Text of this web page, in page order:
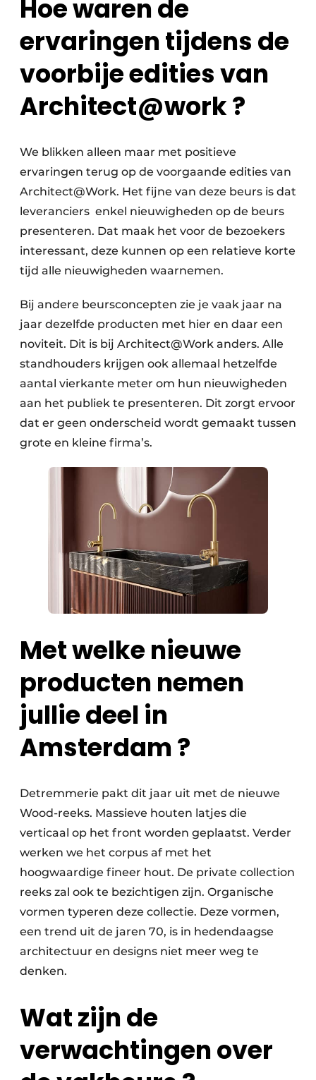
Hoe waren de
ervaringen tijdens de
voorbije edities van
Architect@work ?
We blikken alleen maar met positieve
ervaringen terug op de voorgaande edities van
Architect@Work. Het fijne van deze beurs is dat
leveranciers enkel nieuwigheden op de beurs
presenteren. Dat maak het voor de bezoekers
interessant, deze kunnen op een relatieve korte
tijd alle nieuwigheden waarnemen.
Bij andere beursconcepten zie je vaak jaar na
jaar dezelfde producten met hier en daar een
noviteit. Dit is bij Architect@Work anders. Alle
standhouders krijgen ook allemaal hetzelfde
aantal vierkante meter om hun nieuwigheden
aan het publiek te presenteren. Dit zorgt ervoor
dat er geen onderscheid wordt gemaakt tussen
grote en kleine firma’s.
Met welke nieuwe
producten nemen
jullie deel in
Amsterdam ?
Detremmerie pakt dit jaar uit met de nieuwe
Wood-reeks. Massieve houten latjes die
verticaal op het front worden geplaatst. Verder
werken we het corpus af met het
hoogwaardige fineer hout. De private collection
reeks zal ook te bezichtigen zijn. Organische
vormen typeren deze collectie. Deze vormen,
een trend uit de jaren 70, is in hedendaagse
architectuur en designs niet meer weg te
denken.
Wat zijn de
verwachtingen over